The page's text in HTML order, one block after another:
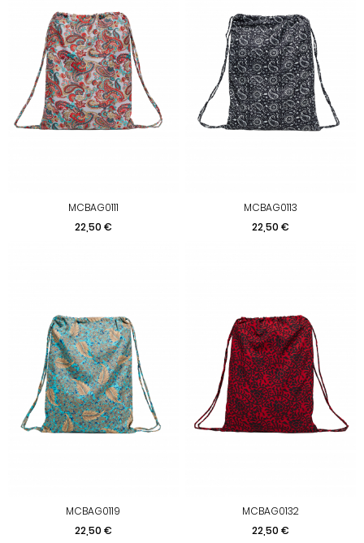
MCBAG0111
Preis
22,50 €
MCBAG0113
Preis
22,50 €
MCBAG0119
Preis
22,50 €
MCBAG0132
Preis
22,50 €